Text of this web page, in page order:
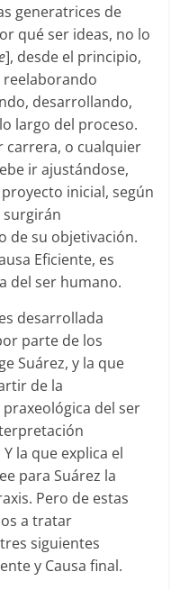
generatrices de
qué ser ideas, no lo
], desde el principio,
reelaborando
desarrollando,
largo del proceso.
carrera, o cualquier
ir ajustándose,
inicial, según
surgirán
de su objetivación.
Eficiente, es
del ser humano.
desarrollada
parte de los
Suárez, y la que
de la
del ser
la que explica el
para Suárez la
Pero de estas
a tratar
siguientes
y Causa final.